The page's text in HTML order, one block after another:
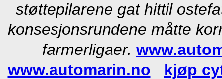
støttepilarene gat hittil
konsesjonsrundene måtte
farmerligaer.
www.automarin.no
kjøp